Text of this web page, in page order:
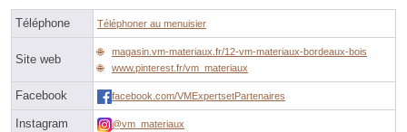
Téléphone Téléphoner au menuisier
Site web
magasin.vm-materiaux.fr/12-vm-materiaux-bordeaux-bois
www.pinterest.fr/vm_materiaux
Facebook facebook.com/VMExpertsetPartenaires
Instagram @vm_materiaux